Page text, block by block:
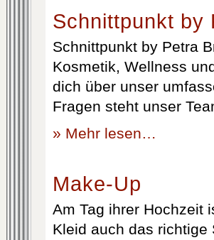
Schnittpunkt by
Schnittpunkt by Petra
Kosmetik, Wellness
dich über unser
Fragen steht unser
» Mehr lesen…
Make-Up
Am Tag ihrer Hochzeit
Kleid auch das richtige